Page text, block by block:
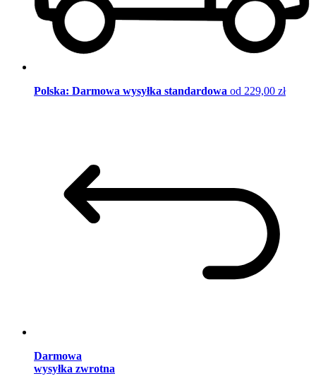
Polska: Darmowa wysyłka standardowa od 229,00 zł
Darmowa
wysyłka zwrotna